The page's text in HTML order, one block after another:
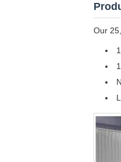
Our